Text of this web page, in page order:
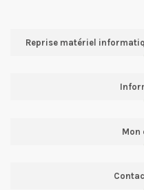
Reprise matériel
Mon